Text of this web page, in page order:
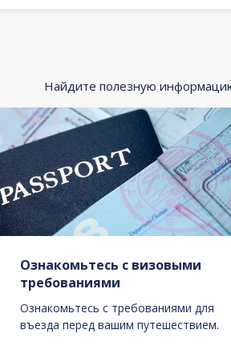
Найдите полезную
Ознакомьтесь с визовыми
требованиями
Ознакомьтесь с требованиями для
въезда перед вашим путешествием.